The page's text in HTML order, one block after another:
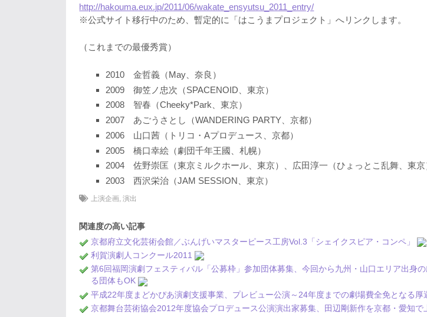
http://hakouma.eux.jp/2011/06/wakate_ensyutsu_2011_entry/
※公式サイト移行中のため、暫定的に「はこうまプロジェクト」へリンクします。
（これまでの最優秀賞）
2010 金哲義（May、奈良）
2009 御笠ノ忠次（SPACENOID、東京）
2008 智春（Cheeky*Park、東京）
2007 あごうさとし（WANDERING PARTY、京都）
2006 山口茜（トリコ・Aプロデュース、京都）
2005 橋口幸絵（劇団千年王國、札幌）
2004 佐野崇匡（東京ミルクホール、東京）、広田淳一（ひょっとこ乱舞、東京
2003 西沢栄治（JAM SESSION、東京）
上演企画,演出
関連度の高い記事
京都府立文化芸術会館／ぶんげいマスターピース工房Vol.3「シェイクスピア・コンペ」
利賀演劇人コンクール2011
第6回福岡演劇フェスティバル「公募枠」参加団体募集、今回から九州・山口エリア出身
る団体もOK
平成22年度まどかぴあ演劇支援事業、プレビュー公演～24年度までの劇場費全免となる厚
京都舞台芸術協会2012年度協会プロデュース公演演出家募集、田辺剛新作を京都・愛知で